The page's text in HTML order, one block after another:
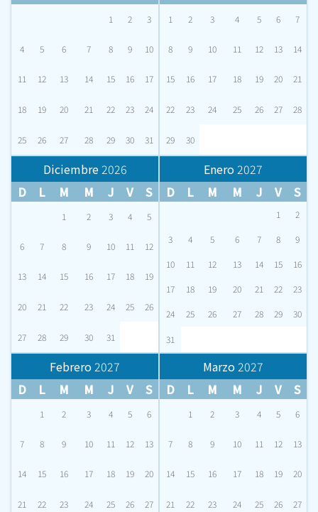
1 2 3
4 5 6 7 8 9 10
11 12 13 14 15 16 17
18 19 20 21 22 23 24
25 26 27 28 29 30 31
1 2 3 4 5 6 7
8 9 10 11 12 13 14
15 16 17 18 19 20 21
22 23 24 25 26 27 28
29 30
Diciembre2026
D
L M M J V S
1 2 3 4 5
6 7 8 9 10 11 12
13 14 15 16 17 18 19
20 21 22 23 24 25 26
27 28 29 30 31
Enero2027
D
L M M J V S
1 2
3 4 5 6 7 8 9
10 11 12 13 14 15 16
17 18 19 20 21 22 23
24 25 26 27 28 29 30
31
Febrero2027
D
L M M J V S
1 2 3 4 5 6
7 8 9 10 11 12 13
14 15 16 17 18 19 20
21 22 23 24 25 26 27
Marzo2027
D
L M M J V S
1 2 3 4 5 6
7 8 9 10 11 12 13
14 15 16 17 18 19 20
21 22 23 24 25 26 27